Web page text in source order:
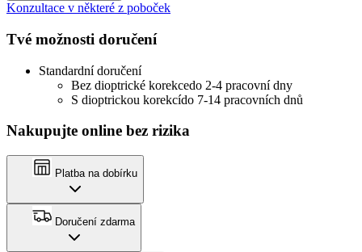
Konzultace v některé z poboček
Tvé možnosti doručení
Standardní doručení
Bez dioptrické korekcedo 2-4 pracovní dny
S dioptrickou korekcído 7-14 pracovních dnů
Nakupujte online bez rizika
Platba na dobírku
Doručení zdarma